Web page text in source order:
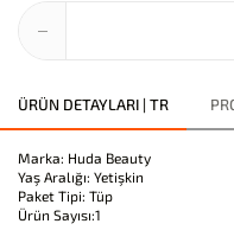
ÜRÜN DETAYLARI | TR
Marka: Huda Beauty
Yaş Aralığı: Yetişkin
Paket Tipi: Tüp
Ürün Sayısı:1